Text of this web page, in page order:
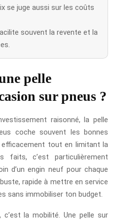
se juge aussi sur les coûts
souvent la revente et la
pelle
sur pneus ?
raisonné, la pelle
coche souvent les bonnes
efficacement tout en limitant la
faits, c’est particulièrement
d’un engin neuf pour chaque
rapide à mettre en service
sans immobiliser ton budget.
c’est la mobilité. Une pelle sur